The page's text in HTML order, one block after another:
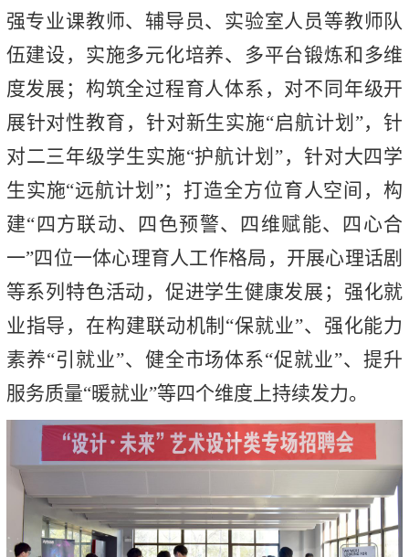
强专业课教师、辅导员、实验室人员等教师队
伍建设，实施多元化培养、多平台锻炼和多维
度发展；构筑全过程育人体系，对不同年级开
展针对性教育，针对新生实施“启航计划”，针
对二三年级学生实施“护航计划”，针对大四学
生实施“远航计划”；打造全方位育人空间，构
建“四方联动、四色预警、四维赋能、四心合
一”四位一体心理育人工作格局，开展心理话剧
等系列特色活动，促进学生健康发展；强化就
业指导，在构建联动机制“保就业”、强化能力
素养“引就业”、健全市场体系“促就业”、提升
服务质量“暖就业”等四个维度上持续发力。